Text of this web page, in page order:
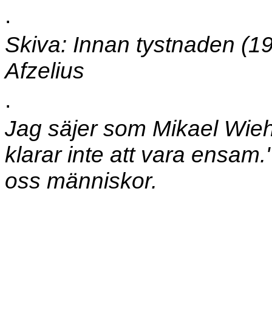
.
Skiva: Innan tystnaden
Afzelius
.
Jag säjer som Mikael
klarar inte att vara
oss människor.